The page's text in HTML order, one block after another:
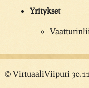
Yritykset
© VirtuaaliViipuri